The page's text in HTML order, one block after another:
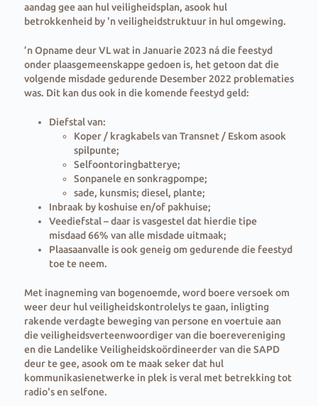
aandag gee aan hul veiligheidsplan, asook hul
betrokkenheid by 'n veiligheidstruktuur in hul omgewing.
’n Opname deur VL wat in Januarie 2023 ná die feestyd
onder plaasgemeenskappe gedoen is, het getoon dat die
volgende misdade gedurende Desember 2022 problematies
was. Dit kan dus ook in die komende feestyd geld:
Diefstal van:
Koper / kragkabels van Transnet / Eskom asook
spilpunte;
Selfoontoringbatterye;
Sonpanele en sonkragpompe;
sade, kunsmis; diesel, plante;
Inbraak by koshuise en/of pakhuise;
Veediefstal – daar is vasgestel dat hierdie tipe
misdaad 66% van alle misdade uitmaak;
Plaasaanvalle is ook geneig om gedurende die feestyd
toe te neem.
Met inagneming van bogenoemde, word boere versoek om
weer deur hul veiligheidskontrolelys te gaan, inligting
rakende verdagte beweging van persone en voertuie aan
die veiligheidsverteenwoordiger van die boerevereniging
en die Landelike Veiligheidskoördineerder van die SAPD
deur te gee, asook om te maak seker dat hul
kommunikasienetwerke in plek is veral met betrekking tot
radio's en selfone.